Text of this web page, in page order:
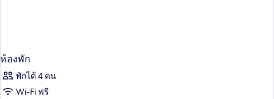
ห้องพัก
พักได้ 4 คน
Wi-Fi ฟรี